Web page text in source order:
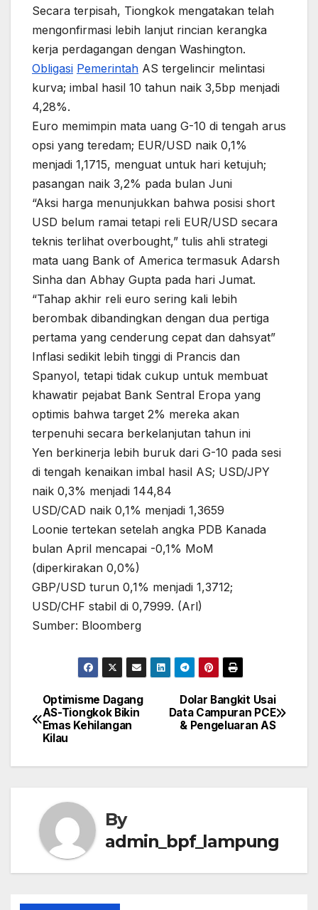
Secara terpisah, Tiongkok mengatakan telah
mengonfirmasi lebih lanjut rincian kerangka
kerja perdagangan dengan Washington.
Obligasi Pemerintah AS tergelincir melintasi
kurva; imbal hasil 10 tahun naik 3,5bp menjadi
4,28%.
Euro memimpin mata uang G-10 di tengah arus
opsi yang teredam; EUR/USD naik 0,1%
menjadi 1,1715, menguat untuk hari ketujuh;
pasangan naik 3,2% pada bulan Juni
“Aksi harga menunjukkan bahwa posisi short
USD belum ramai tetapi reli EUR/USD secara
teknis terlihat overbought,” tulis ahli strategi
mata uang Bank of America termasuk Adarsh ​​
Sinha dan Abhay Gupta pada hari Jumat.
“Tahap akhir reli euro sering kali lebih
berombak dibandingkan dengan dua pertiga
pertama yang cenderung cepat dan dahsyat”
Inflasi sedikit lebih tinggi di Prancis dan
Spanyol, tetapi tidak cukup untuk membuat
khawatir pejabat Bank Sentral Eropa yang
optimis bahwa target 2% mereka akan
terpenuhi secara berkelanjutan tahun ini
Yen berkinerja lebih buruk dari G-10 pada sesi
di tengah kenaikan imbal hasil AS; USD/JPY
naik 0,3% menjadi 144,84
USD/CAD naik 0,1% menjadi 1,3659
Loonie tertekan setelah angka PDB Kanada
bulan April mencapai -0,1% MoM
(diperkirakan 0,0%)
GBP/USD turun 0,1% menjadi 1,3712;
USD/CHF stabil di 0,7999. (Arl)
Sumber: Bloomberg
Post
navigation
Dolar Bangkit Usai
Data Campuran PCE
& Pengeluaran AS
Optimisme Dagang
AS-Tiongkok Bikin
Emas Kehilangan
Kilau
By
admin_bpf_lampung